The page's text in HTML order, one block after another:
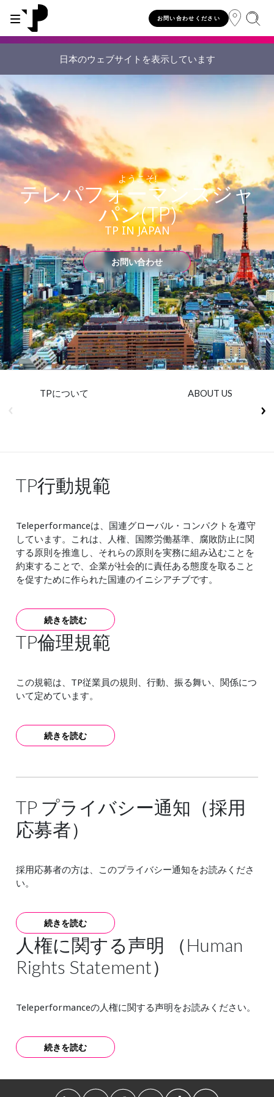
お問い合わせください
WHY TP?
About TP
Innovative partners
Awards and recognition
Leadership
Security and process excellence
Newsroom
SERVICES
AI solutions
End-to-end CX services
Consulting services
Specialized services
Our delivery models
INDUSTRIES
Automotive
Banking and financial services
Communications
Energy and utilities
Gaming
Government
Healthcare
Insurance
Media
Retail and e-commerce
Technology
Travel, hospitality, and cargo
INSIGHTS
TP.ai Talks Videocast
TP.ai Think Tank
Client stories
White papers
Blog
Reports
Infographic
CAREERS
Our values and philosophy
Choose TP
Work from home
Job opportunities
For Fun Festival
SUSTAINABILITY
Our vision
Our responsibilities
Our communities
Our people
Our planet
Group policies
INVESTORS
Investors homepage
Stock information
Investor information
Publications and events
Individual shareholders
日本のウェブサイトを表示しています
ようこそ!
テレパフォーマンスジャ
パン(TP)
TP IN JAPAN
お問い合わせ
TPについて ABOUT US
TP行動規範
Teleperformanceは、国連グローバル・コンパクトを遵守
しています。これは、人権、国際労働基準、腐敗防止に関
する原則を推進し、それらの原則を実務に組み込むことを
約束することで、企業が社会的に責任ある態度を取ること
を促すために作られた国連のイニシアチブです。
続きを読む
TP倫理規範
この規範は、TP従業員の規則、行動、振る舞い、関係につ
いて定めています。
続きを読む
TP プライバシー通知（採用
応募者）
採用応募者の方は、このプライバシー通知をお読みくださ
い。
続きを読む
人権に関する声明 （Human
Rights Statement）
Teleperformanceの人権に関する声明をお読みください。
続きを読む